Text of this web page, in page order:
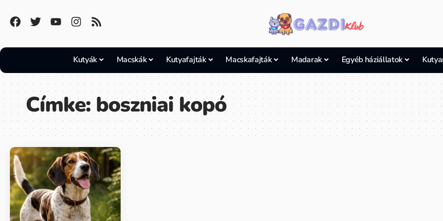
Kutyák Macskák Kutyafajták Macskafajták Madarak Egyéb háziállatok
Címke:boszniai kopó